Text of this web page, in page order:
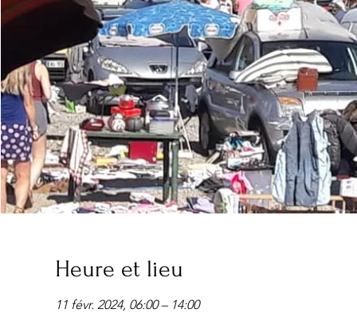
Heure et lieu
11 févr. 2024, 06:00 – 14:00